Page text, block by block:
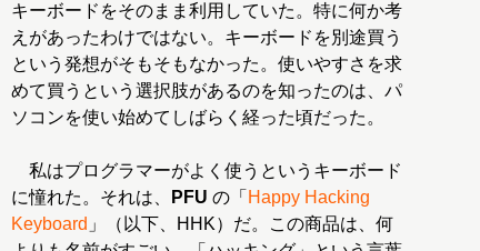
キーボードをそのまま利用していた。特に何か考
えがあったわけではない。キーボードを別途買う
という発想がそもそもなかった。使いやすさを求
めて買うという選択肢があるのを知ったのは、パ
ソコンを使い始めてしばらく経った頃だった。
私はプログラマーがよく使うというキーボード
に憧れた。それは、
PFU の「 Happy Hacking
Keyboard 」（以下、HHK）だ。この商品は、何